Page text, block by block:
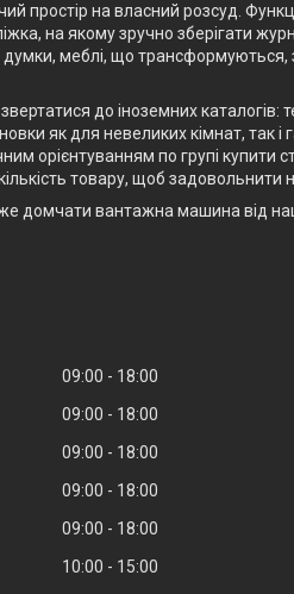
простір на власний розсуд.
на якому зручно зберігати
думки, меблі, що трансформуються,
до іноземних
як для невеликих кімнат, так і
орієнтуванням по групі купити
товару, щоб задовольнити
домчати вантажна машина від
09:00
18:00
09:00
18:00
09:00
18:00
09:00
18:00
09:00
18:00
10:00
15:00